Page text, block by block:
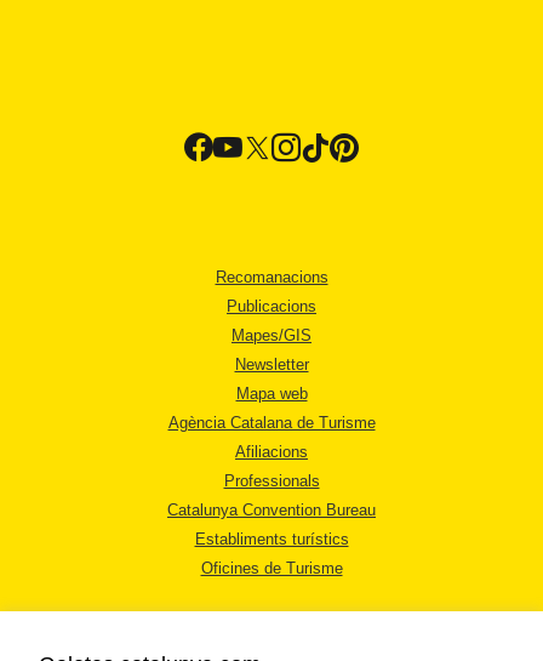
Recomanacions
Publicacions
Mapes/GIS
Newsletter
Mapa web
Agència Catalana de Turisme
Afiliacions
Professionals
Catalunya Convention Bureau
Establiments turístics
Oficines de Turisme